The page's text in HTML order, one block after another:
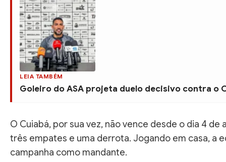
LEIA TAMBÉM
Goleiro do ASA projeta duelo decisivo contra o
O Cuiabá, por sua vez, não vence desde o dia 4
três empates e uma derrota. Jogando em casa, a
campanha como mandante.